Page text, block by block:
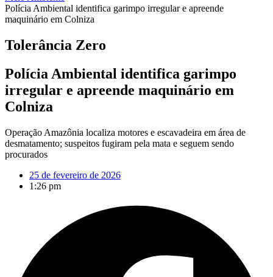
Polícia Ambiental identifica garimpo irregular e apreende
maquinário em Colniza
Tolerância Zero
Polícia Ambiental identifica garimpo
irregular e apreende maquinário em
Colniza
Operação Amazônia localiza motores e escavadeira em área de
desmatamento; suspeitos fugiram pela mata e seguem sendo
procurados
25 de fevereiro de 2026
1:26 pm